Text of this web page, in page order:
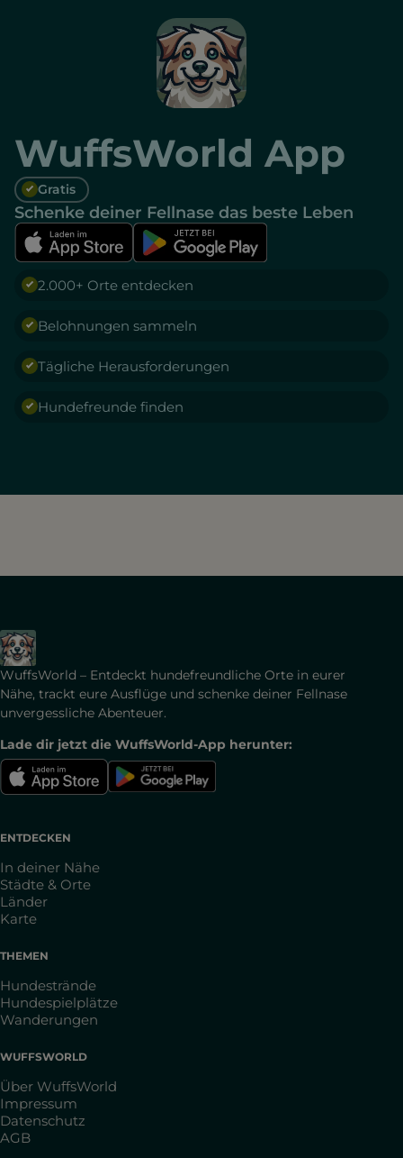
WuffsWorld App
Gratis
Schenke deiner Fellnase das beste Leben
2.000+ Orte entdecken
Belohnungen sammeln
Tägliche Herausforderungen
Hundefreunde finden
WuffsWorld – Entdeckt hundefreundliche Orte in eurer
Nähe, trackt eure Ausflüge und schenke deiner Fellnase
unvergessliche Abenteuer.
Lade dir jetzt die WuffsWorld-App herunter:
ENTDECKEN
In deiner Nähe
Städte & Orte
Länder
Karte
THEMEN
Hundestrände
Hundespielplätze
Wanderungen
WUFFSWORLD
Über WuffsWorld
Impressum
Datenschutz
AGB